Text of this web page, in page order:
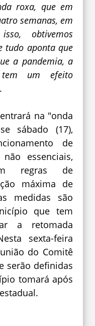
roxa, que em
semanas, em
obtivemos
tudo aponta que
a pandemia, a
tem um efeito
na "onda
sábado (17),
de
essenciais,
regras de
máxima de
medidas são
que tem
a retomada
sexta-feira
do Comitê
serão definidas
tomará após